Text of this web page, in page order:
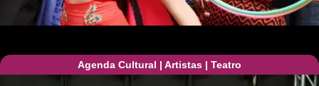
Agenda Cultural | Artistas | Teatro